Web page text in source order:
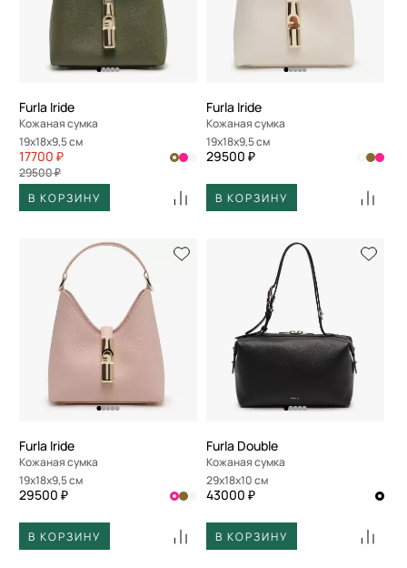
Furla Iride
Кожаная сумка
19x18x9,5 см
17700 ₽
29500 ₽
В КОРЗИНУ
Furla Iride
Кожаная сумка
19x18x9,5 см
29500 ₽
В КОРЗИНУ
Furla Iride
Кожаная сумка
19x18x9,5 см
29500 ₽
В КОРЗИНУ
Furla Double
Кожаная сумка
29x18x10 см
43000 ₽
В КОРЗИНУ